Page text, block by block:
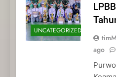
UNCATEGORIZED
ago